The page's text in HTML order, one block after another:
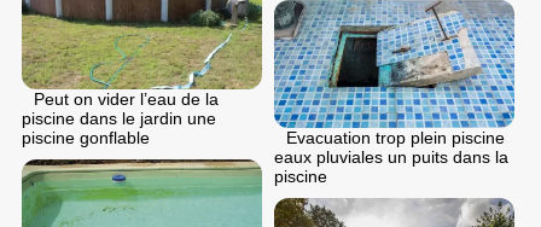
Peut on vider l’eau de la
piscine dans le jardin une
piscine gonflable
Evacuation trop plein piscine
eaux pluviales un puits dans la
piscine